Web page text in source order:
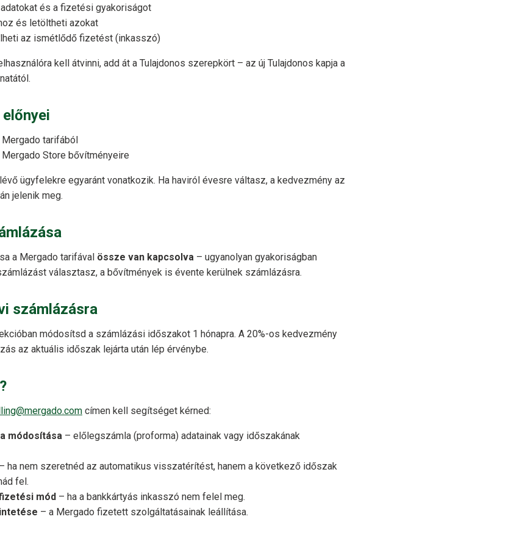
és a fizetési gyakoriságot
és letöltheti azokat
az ismétlődő fizetést (inkasszó)
kell átvinni, add át a Tulajdonos szerepkört – az új Tulajdonos kapja a
Mergado tarifából
Mergado Store bővítményeire
ügyfelekre egyaránt vonatkozik. Ha haviról évesre váltasz, a kedvezmény az
jelenik meg.
a Mergado tarifával össze van kapcsolva – ugyanolyan gyakoriságban
választasz, a bővítmények is évente kerülnek számlázásra.
számlázásra
módosítsd a számlázási időszakot 1 hónapra. A 20%-os kedvezmény
az aktuális időszak lejárta után lép érvénybe.
címen kell segítséget kérned:
módosítása – előlegszámla (proforma) adatainak vagy időszakának
– ha nem szeretnéd az automatikus visszatérítést, hanem a következő időszak
fel.
mód – ha a bankkártyás inkasszó nem felel meg.
– a Mergado fizetett szolgáltatásainak leállítása.